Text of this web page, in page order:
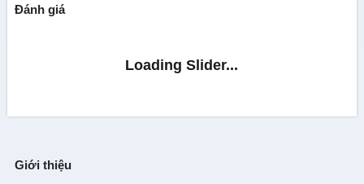
Đánh giá
Giới thiệu